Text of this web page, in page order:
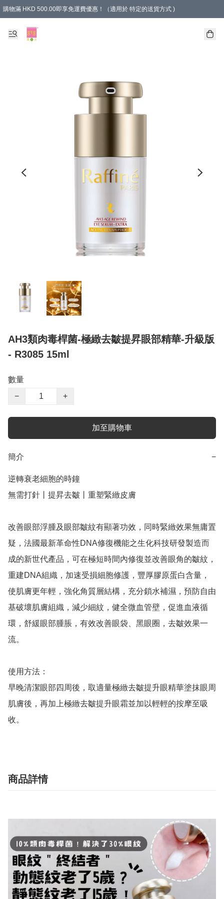
購物滿 HKD 500.00即享免運費優惠！（適用於 特定的送貨方式 )
AH3類肉毒桿菌-極緻去皺提昇眼部精華-升級版
- R3085 15ml
數量
−
+
加至購物車
簡介 −
逆轉衰老細胞的時鐘
無需打針丨提昇去皺丨重塑緊緻皮膚
改善眼部浮腫及眼部皺紋有顯著功效，同時緊緻效果無庸置
疑，法國最新革命性DNA修復機能之生化科技研發製造而
成的新世代產品，可在極短時間內修復並改善眼角的皺紋，
重建DNA組織，加速受損細胞修護，豐厚膠原蛋白含量，
使肌膚更年輕，強化角質層結構，充分鎖水補濕，預防自由
基破壞肌膚組織，減少細紋，健全微血管壁，促進血液循
環，舒緩眼部腫脹，有效改善眼袋、黑眼圈，去皺效果一
流。
使用方法：
早晚清潔眼部四周後，取適量極緻去皺提升眼精華塗抹眼周
肌膚後，再加上極緻去皺提升眼霜並加以輕輕的按摩至吸
收。
商品詳情